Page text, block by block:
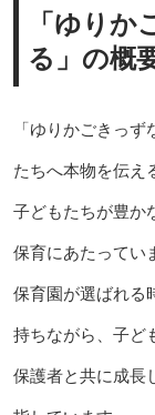
「ゆり
る」の概
「ゆりかごきっ
たちへ本物を伝え
子どもたちが豊か
保育にあたってい
保育園が選ばれる
持ちながら、子ど
保護者と共に成長